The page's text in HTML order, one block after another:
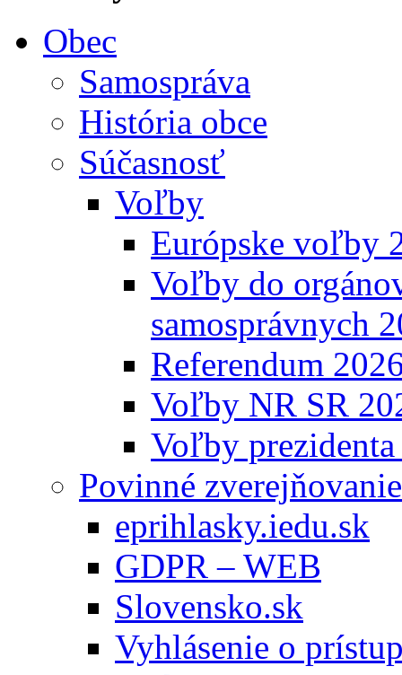
Obec
Samospráva
História obce
Súčasnosť
Voľby
Európske voľby
Voľby do
samosprávnych
Referendum
Voľby NR SR
Voľby
Povinné zverejňovanie
eprihlasky.iedu.sk
GDPR – WEB
Slovensko.sk
Vyhlásenie o